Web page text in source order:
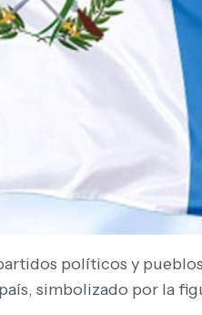
políticos y
simbolizado por la